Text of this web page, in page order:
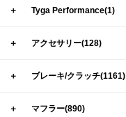
＋ Tyga Performance(1)
＋ アクセサリー(128)
＋ ブレーキ/クラッチ(1161)
＋ マフラー(890)